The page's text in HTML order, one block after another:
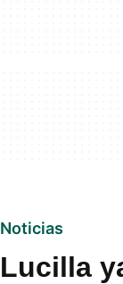
Noticias
Lucilla